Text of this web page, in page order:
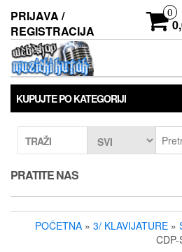
sadržaj
PRIJAVA /
REGISTRACIJA
0
KUPUJTE PO KATEGORIJI
TRAŽI
PRATITE NAS
POČETNA » 3/ KLAVIJATURE »